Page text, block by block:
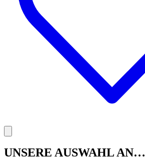
UNSERE AUSWAHL AN…